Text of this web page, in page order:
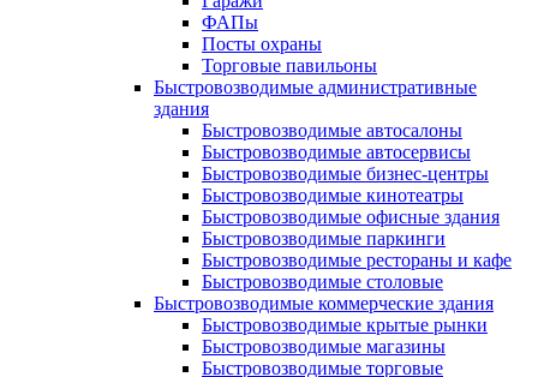
ФАПы
Посты охраны
Торговые павильоны
Быстровозводимые административные
здания
Быстровозводимые автосалоны
Быстровозводимые автосервисы
Быстровозводимые бизнес-центры
Быстровозводимые кинотеатры
Быстровозводимые офисные здания
Быстровозводимые паркинги
Быстровозводимые рестораны и кафе
Быстровозводимые столовые
Быстровозводимые коммерческие здания
Быстровозводимые крытые рынки
Быстровозводимые магазины
Быстровозводимые торговые